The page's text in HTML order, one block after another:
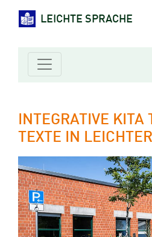
LEICHTE SPRACHE
INTEGRATIVE KITA
TEXTE IN